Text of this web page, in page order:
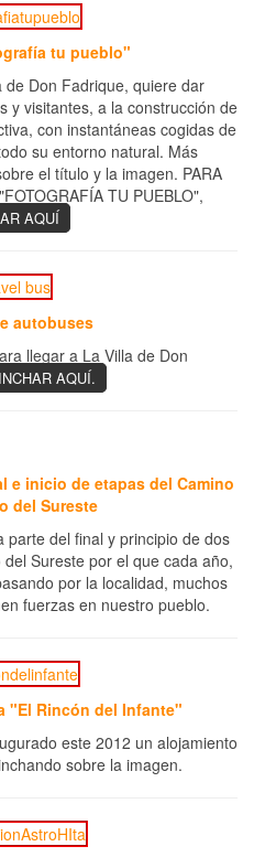
tu pueblo"
de Don Fadrique, quiere dar
y visitantes, a la construcción de
con instantáneas cogidas de
su entorno natural. Más
el título y la imagen. PARA
TU PUEBLO",
AQUÍ
autobuses
llegar a La Villa de Don
AQUÍ.
e inicio de etapas del Camino
del Sureste
parte del final y principio de dos
Sureste por el que cada año,
por la localidad, muchos
fuerzas en nuestro pueblo.
"El Rincón del Infante"
este 2012 un alojamiento
sobre la imagen.